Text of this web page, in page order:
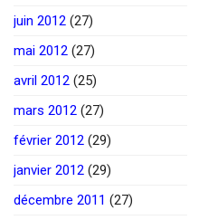
juin 2012 (27)
mai 2012 (27)
avril 2012 (25)
mars 2012 (27)
février 2012 (29)
janvier 2012 (29)
décembre 2011 (27)